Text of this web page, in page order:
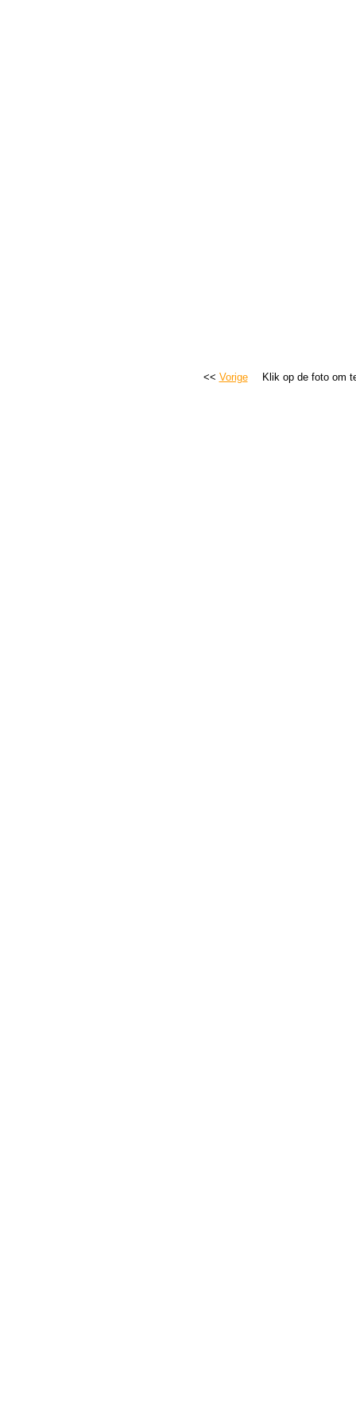
<< Vorige Klik op de foto om